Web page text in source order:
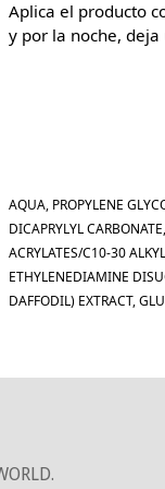
Aplica el producto
y por la noche,
AQUA, PROPYLENE
DICAPRYLYL
ACRYLATES/C10-30
ETHYLENEDIAMINE
DAFFODIL) EXTRACT,